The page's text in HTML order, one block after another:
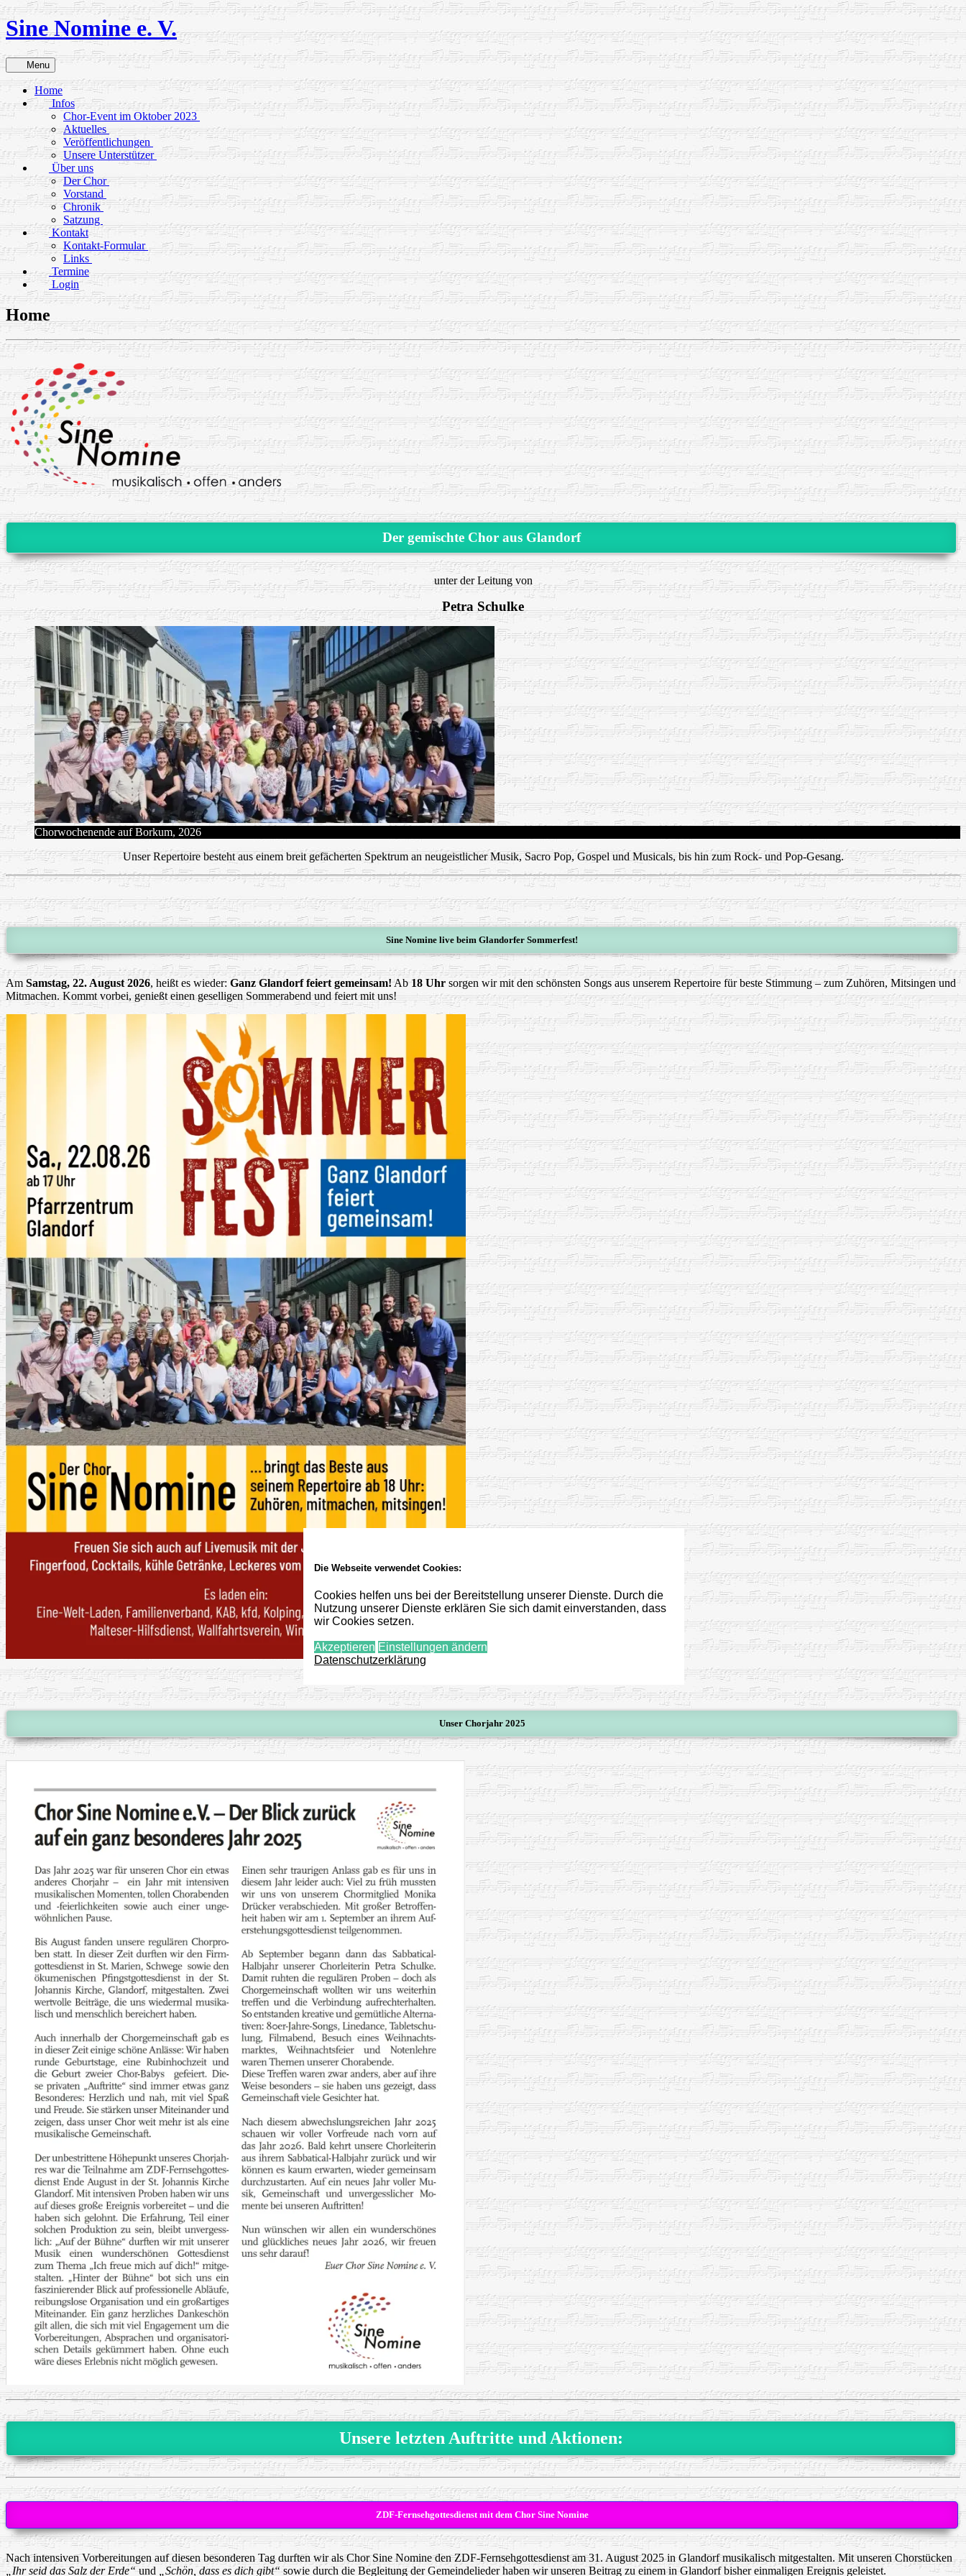
Skip
to
content
Sine Nomine e. V.
Menu
Home
Infos
Chor-Event im Oktober 2023
Aktuelles
Veröffentlichungen
Unsere Unterstützer
Über uns
Der Chor
Vorstand
Chronik
Satzung
Kontakt
Kontakt-Formular
Links
Termine
Login
Home
Der gemischte Chor aus Glandorf
unter der Leitung von
Petra Schulke
Chorwochenende auf Borkum, 2026
Unser Repertoire besteht aus einem breit gefächerten Spektrum an neugeistlicher Musik, Sacro Pop, Gospel und Musicals, bis hin zum Rock- und Pop-Gesang.
Sine Nomine live beim Glandorfer Sommerfest!
Am Samstag, 22. August 2026, heißt es wieder: Ganz Glandorf feiert gemeinsam!Ab18 Uhr sorgen wir mit den schönsten Songs aus unserem Repertoire für beste Stimmung – zum Zuhören, Mitsingen und
Mitmachen. Kommt vorbei, genießt einen geselligen Sommerabend und feiert mit uns!
Unser Chorjahr 2025
Unsere letzten Auftritte und Aktionen:
ZDF-Fernsehgottesdienst mit dem Chor Sine Nomine
Nach intensiven Vorbereitungen auf diesen besonderen Tag durften wir als Chor Sine Nomine den ZDF-Fernsehgottesdienst am 31. August 2025 in Glandorf musikalisch mitgestalten. Mit unseren Chorstücken
„Ihr seid das Salz der Erde“und „Schön, dass es dich gibt“sowie durch die Begleitung der Gemeindelieder haben wir unseren Beitrag zu einem in Glandorf bisher einmaligen Ereignis geleistet.
Die Webseite verwendet Cookies:
Cookies helfen uns bei der Bereitstellung unserer Dienste. Durch die
Nutzung unserer Dienste erklären Sie sich damit einverstanden, dass
wir Cookies setzen.
Akzeptieren Einstellungen ändern
Datenschutzerklärung